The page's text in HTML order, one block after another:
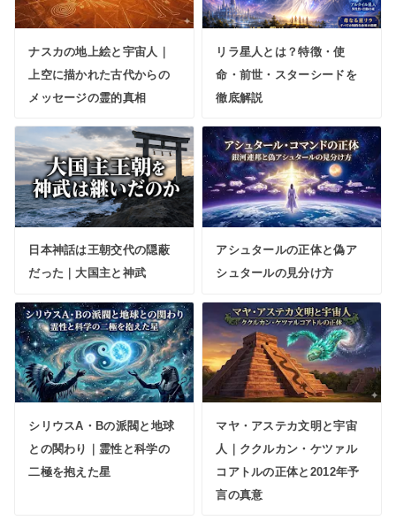
ナスカの地上絵と宇宙人｜
上空に描かれた古代からの
メッセージの霊的真相
リラ星人とは？特徴・使
命・前世・スターシードを
徹底解説
日本神話は王朝交代の隠蔽
だった｜大国主と神武
アシュタールの正体と偽ア
シュタールの見分け方
シリウスA・Bの派閥と地球
との関わり｜霊性と科学の
二極を抱えた星
マヤ・アステカ文明と宇宙
人｜ククルカン・ケツァル
コアトルの正体と2012年予
言の真意